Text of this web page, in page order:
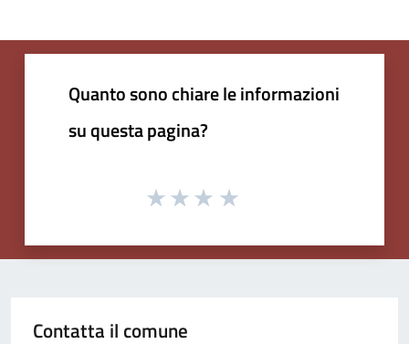
Quanto sono chiare le informazioni
su questa pagina?
Contatta il comune